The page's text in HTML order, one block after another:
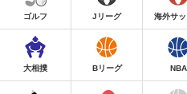
ゴルフ Jリーグ 海外サ
大相撲 Bリーグ NBA